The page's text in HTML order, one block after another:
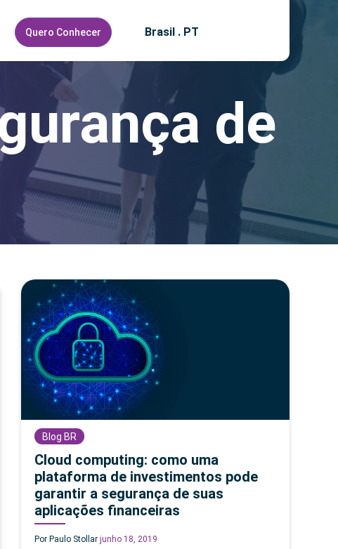
Quero Conhecer Brasil . PT
de
Blog BR
Cloud computing: como uma
plataforma de investimentos pode
garantir a segurança de suas
aplicações financeiras
Por Paulo Stollarjunho 18, 2019